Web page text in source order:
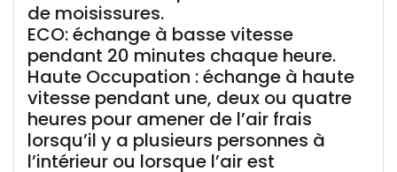
de moisissures.
ECO: échange à basse vitesse
pendant 20 minutes chaque heure.
Haute Occupation : échange à haute
vitesse pendant une, deux ou quatre
heures pour amener de l’air frais
lorsqu’il y a plusieurs personnes à
l’intérieur ou lorsque l’air est